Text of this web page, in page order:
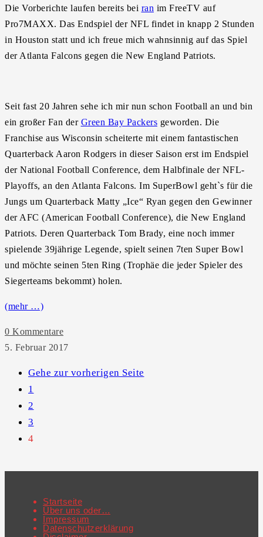
Die Vorberichte laufen bereits bei ran im FreeTV auf
Pro7MAXX. Das Endspiel der NFL findet in knapp 2 Stunden
in Houston statt und ich freue mich wahnsinnig auf das Spiel
der Atlanta Falcons gegen die New England Patriots.
Seit fast 20 Jahren sehe ich mir nun schon Football an und bin
ein großer Fan der Green Bay Packers geworden. Die
Franchise aus Wisconsin scheiterte mit einem fantastischen
Quarterback Aaron Rodgers in dieser Saison erst im Endspiel
der National Football Conference, dem Halbfinale der NFL-
Playoffs, an den Atlanta Falcons. Im SuperBowl geht`s für die
Jungs um Quarterback Matty „Ice“ Ryan gegen den Gewinner
der AFC (American Football Conference), die New England
Patriots. Deren Quarterback Tom Brady, eine noch immer
spielende 39jährige Legende, spielt seinen 7ten Super Bowl
und möchte seinen 5ten Ring (Trophäe die jeder Spieler des
Siegerteams bekommt) holen.
(mehr …)
0 Kommentare
5. Februar 2017
Gehe zur vorherigen Seite
1
2
3
4
Startseite
Über uns oder…
Impressum
Datenschutzerklärung